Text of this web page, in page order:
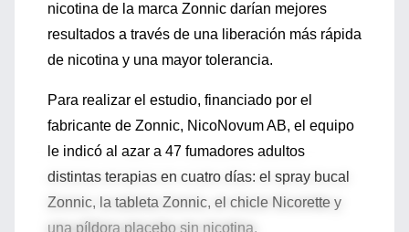
nicotina de la marca Zonnic darían mejores
resultados a través de una liberación más rápida
de nicotina y una mayor tolerancia.
Para realizar el estudio, financiado por el
fabricante de Zonnic, NicoNovum AB, el equipo
le indicó al azar a 47 fumadores adultos
distintas terapias en cuatro días: el spray bucal
Zonnic, la tableta Zonnic, el chicle Nicorette y
una píldora placebo sin nicotina.